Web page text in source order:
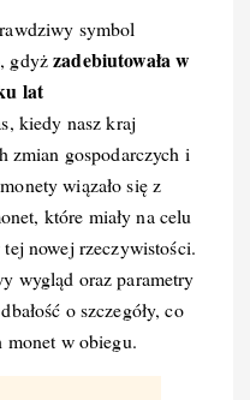
symbol
gdyżzadebiutowała w
lat
kiedy nasz kraj
zmian gospodarczych i
wiązało się z
które miały na celu
nowej rzeczywistości.
wygląd oraz parametry
o szczegóły, co
monet w obiegu.